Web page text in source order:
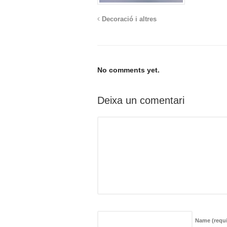
Decoració i altres
No comments yet.
Deixa un comentari
Name